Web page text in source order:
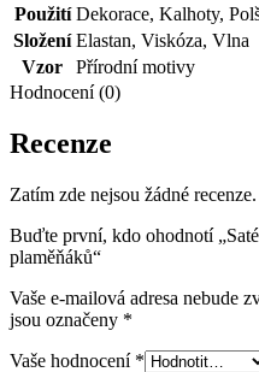
Použití Dekorace, Kalhoty,
Složení Elastan, Viskóza, Vlna
Vzor
Přírodní motivy
Hodnocení (0)
Recenze
Zatím zde nejsou žádné recenze.
Buďte první, kdo ohodnotí
plaměňáků“
Vaše e-mailová adresa nebude
jsou označeny *
Vaše hodnocení *